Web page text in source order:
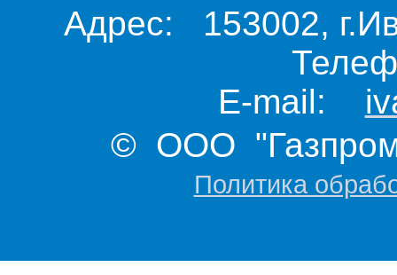
Адрес: 153002,
E-mail:
© ООО "Газпром
Политика